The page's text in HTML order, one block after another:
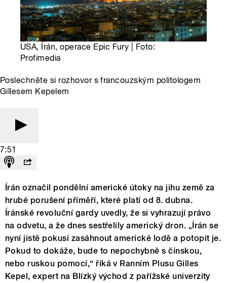
USA, Írán, operace Epic Fury | Foto:
Profimedia
Poslechněte si rozhovor s francouzským politologem
Gillesem Kepelem
7:51
Írán označil pondělní americké útoky na jihu země za
hrubé porušení příměří, které platí od 8. dubna.
Íránské revoluční gardy uvedly, že si vyhrazují právo
na odvetu, a že dnes sestřelily americký dron. „Írán se
nyní jistě pokusí zasáhnout americké lodě a potopit je.
Pokud to dokáže, bude to nepochybně s čínskou,
nebo ruskou pomocí,“ říká v Ranním Plusu Gilles
Kepel, expert na Blízký východ z pařížské univerzity